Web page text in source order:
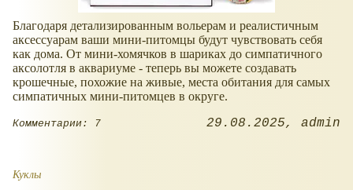
Благодаря детализированным вольерам и реалистичным
аксессуарам ваши мини-питомцы будут чувствовать себя
как дома. От мини-хомячков в шариках до симпатичного
аксолотля в аквариуме - теперь вы можете создавать
крошечные, похожие на живые, места обитания для самых
симпатичных мини-питомцев в округе.
Комментарии: 7 29.08.2025 admin
Куклы